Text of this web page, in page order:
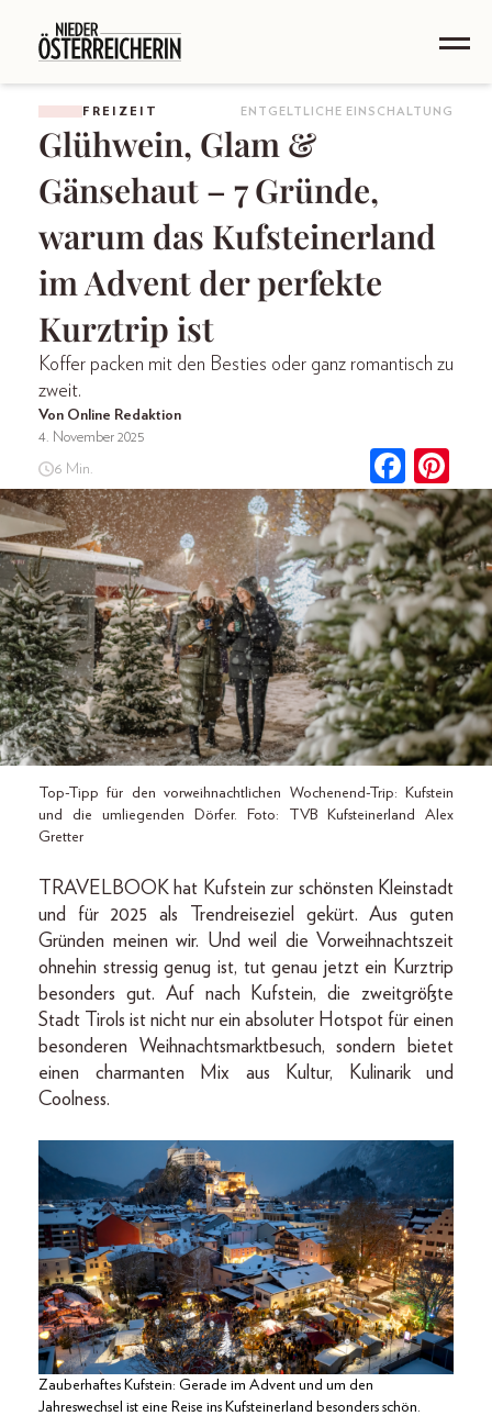
FREIZEIT ENTGELTLICHE EINSCHALTUNG
Glühwein, Glam &
Gänsehaut – 7 Gründe,
warum das Kufsteinerland
im Advent der perfekte
Kurztrip ist
Koffer packen mit den Besties oder ganz romantisch zu
zweit.
Von Online Redaktion
4. November 2025
6 Min.
Top-Tipp für den vorweihnachtlichen Wochenend-Trip: Kufstein
und die umliegenden Dörfer. Foto: TVB Kufsteinerland Alex
Gretter
TRAVELBOOK hat Kufstein zur schönsten Kleinstadt
und für 2025 als Trendreiseziel gekürt. Aus guten
Gründen meinen wir. Und weil die Vorweihnachtszeit
ohnehin stressig genug ist, tut genau jetzt ein Kurztrip
besonders gut. Auf nach Kufstein, die zweitgrößte
Stadt Tirols ist nicht nur ein absoluter Hotspot für einen
besonderen Weihnachtsmarktbesuch, sondern bietet
einen charmanten Mix aus Kultur, Kulinarik und
Coolness.
Zauberhaftes Kufstein: Gerade im Advent und um den
Jahreswechsel ist eine Reise ins Kufsteinerland besonders schön.